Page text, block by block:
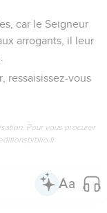
que j’ai m’ont fait
s’en vont.
ont peur de
fuient.
un mort,
contre moi, ils